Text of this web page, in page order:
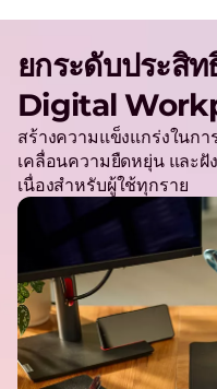
ยกระดับประสิ
Digital
สร้างความแข็งแกร่งในก
เคลื่อนความยืดหยุ่น และ
เนื่องสำหรับผู้ใช้ทุกราย